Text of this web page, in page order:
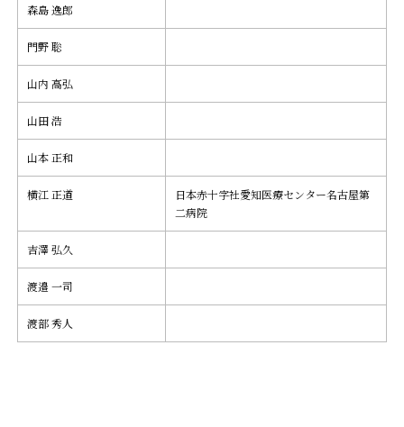
森島 逸郎
門野 聡
山内 高弘
山田 浩
山本 正和
横江 正道
日本赤十字社愛知医療センター名古屋第
二病院
吉澤 弘久
渡邉 一司
渡部 秀人